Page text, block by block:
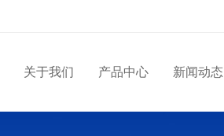
关于我们 产品中心 新闻动态